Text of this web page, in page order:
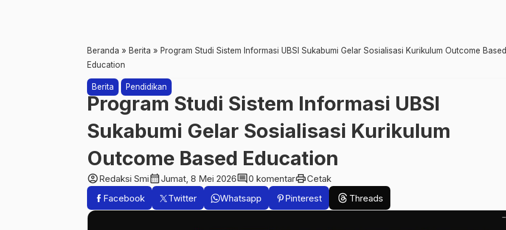
Beranda » Berita » Program Studi Sistem Informasi UBSI Sukabumi Gelar Sosialisasi Kurikulum Outcome Based
Education
Berita Pendidikan
Program Studi Sistem Informasi UBSI
Sukabumi Gelar Sosialisasi Kurikulum
Outcome Based Education
account_circleRedaksi Smicalendar_monthJumat, 8 Mei 2026comment0 komentarprintCetak
Facebook
Twitter Whatsapp Pinterest Threads